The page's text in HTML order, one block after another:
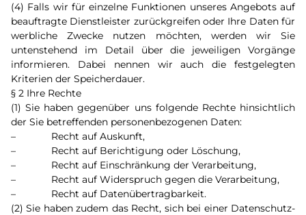
(4) Falls wir für einzelne Funktionen unseres Angebots auf
beauftragte Dienstleister zurückgreifen oder Ihre Daten für
werbliche Zwecke nutzen möchten, werden wir Sie
untenstehend im Detail über die jeweiligen Vorgänge
informieren. Dabei nennen wir auch die festgelegten
Kriterien der Speicherdauer.
§ 2 Ihre Rechte
(1) Sie haben gegenüber uns folgende Rechte hinsichtlich
der Sie betreffenden personenbezogenen Daten:
– Recht auf Auskunft,
– Recht auf Berichtigung oder Löschung,
– Recht auf Einschränkung der Verarbeitung,
– Recht auf Widerspruch gegen die Verarbeitung,
– Recht auf Datenübertragbarkeit.
(2) Sie haben zudem das Recht, sich bei einer Datenschutz-